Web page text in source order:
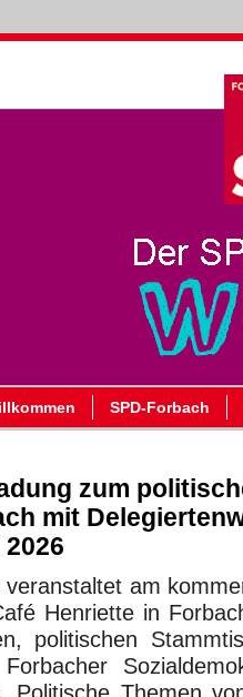
SPD-Forbach
zum
mit
veranstaltet am
Henriette in
politischen